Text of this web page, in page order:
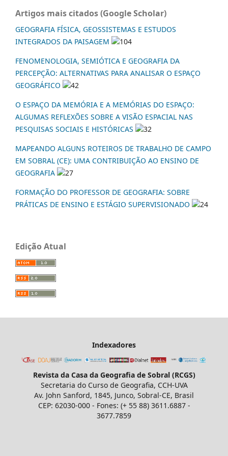
Artigos mais citados (Google Scholar)
GEOGRAFIA FÍSICA, GEOSSISTEMAS E ESTUDOS
INTEGRADOS DA PAISAGEM
104
FENOMENOLOGIA, SEMIÓTICA E GEOGRAFIA DA
PERCEPÇÃO: ALTERNATIVAS PARA ANALISAR O ESPAÇO
GEOGRÁFICO
42
O ESPAÇO DA MEMÓRIA E A MEMÓRIAS DO ESPAÇO:
ALGUMAS REFLEXÕES SOBRE A VISÃO ESPACIAL NAS
PESQUISAS SOCIAIS E HISTÓRICAS
32
MAPEANDO ALGUNS ROTEIROS DE TRABALHO DE CAMPO
EM SOBRAL (CE): UMA CONTRIBUIÇÃO AO ENSINO DE
GEOGRAFIA
27
FORMAÇÃO DO PROFESSOR DE GEOGRAFIA: SOBRE
PRÁTICAS DE ENSINO E ESTÁGIO SUPERVISIONADO
24
Edição Atual
Indexadores
Revista da Casa da Geografia de Sobral (RCGS)
Secretaria do Curso de Geografia, CCH-UVA
Av. John Sanford, 1845, Junco, Sobral-CE, Brasil
CEP: 62030-000 - Fones: (+ 55 88) 3611.6887 -
3677.7859